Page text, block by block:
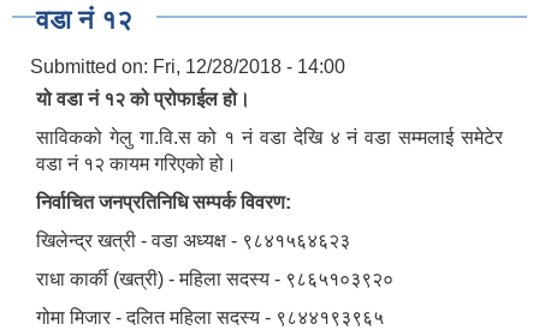
वडा नं १२
Submitted on: Fri, 12/28/2018 - 14:00
यो वडा नं १२ को प्रोफाईल हो।
साविकको गेलु गा.वि.स को १ नं वडा देखि ४ नं वडा सम्मलाई समेटेर
वडा नं १२ कायम गरिएको हो।
निर्वाचित जनप्रतिनिधि सम्पर्क विवरण:
खिलेन्द्र खत्री - वडा अध्यक्ष - ९८४१५६४६२३
राधा कार्की (खत्री) - महिला सदस्य - ९८६५१०३९२०
गोमा मिजार - दलित महिला सदस्य - ९८४४१९३९६५